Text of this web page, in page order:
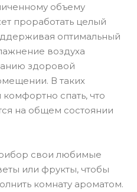
объему
проработать целый
оптимальный
воздуха
здоровой
В таких
спать, что
на общем состоянии
свои любимые
или фрукты, чтобы
комнату ароматом.